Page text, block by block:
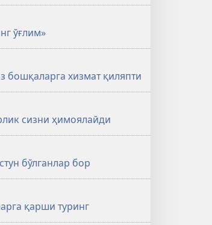
ўғлим»
бошқаларга хизмат қиляпти
сизни ҳимоялайди
бўлганлар бор
қарши туринг